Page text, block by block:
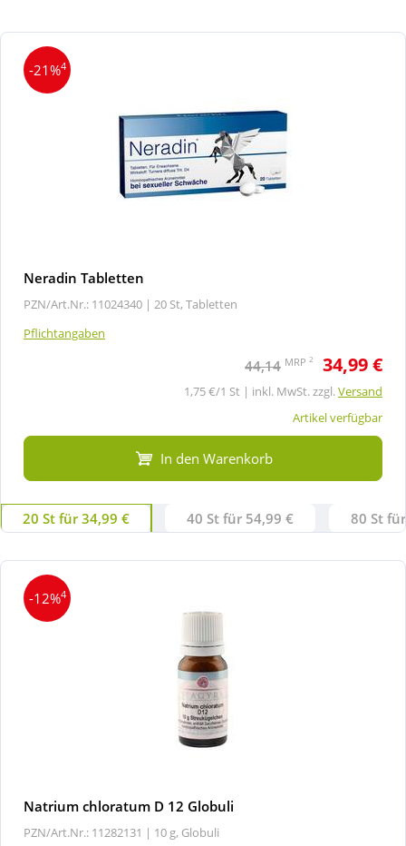
-21%4
Neradin Tabletten
PZN/Art.Nr.: 11024340 | 20 St, Tabletten
Pflichtangaben
44,14 MRP 2 34,99 €
1,75 €/1 St | inkl. MwSt. zzgl.Versand
Artikel verfügbar
In den Warenkorb
20 St für 34,99 € 40 St für 54,99 € 80 St
-12%4
Natrium chloratum D 12 Globuli
PZN/Art.Nr.: 11282131 | 10 g, Globuli